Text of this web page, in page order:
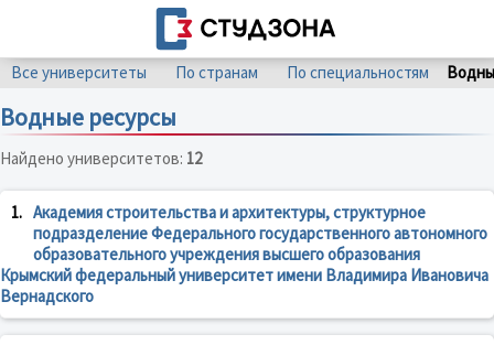
Все университеты По странам По специальностям
Водные ресурсы
Найдено университетов: 12
1. Академия строительства и архитектуры, структурное
подразделение Федерального государственного автономного
образовательного учреждения высшего образования
Крымский федеральный университет имени Владимира Ивановича
Вернадского